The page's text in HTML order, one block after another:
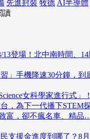
先進封裝 牧德 AI半導體
讀
13登場！北中南時間、14
」手機降速30分鐘，到
女科學家進行式」
，為下一代播下STEM
富，卻不瘋名車、精
支援金進度到哪了？8